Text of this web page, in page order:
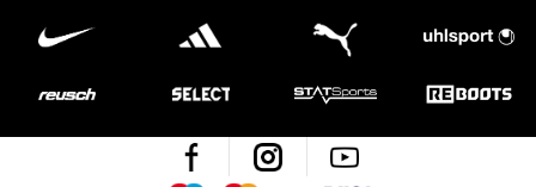
Facebook Instagram